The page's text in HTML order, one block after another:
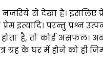
से देखा है। इसलिए
इत्यादि। परन्तु प्रश्न
होता है, तो कोई
ग्रह के घर में होने को ही